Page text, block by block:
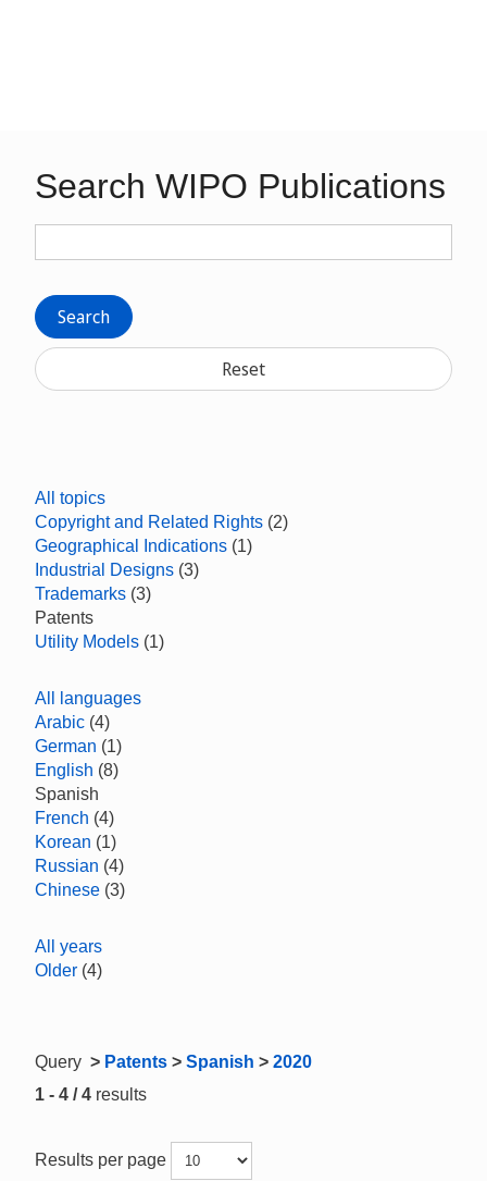
Search WIPO Publications
Search
Reset
All topics
Copyright and Related Rights (2)
Geographical Indications (1)
Industrial Designs (3)
Trademarks (3)
Patents
Utility Models (1)
All languages
Arabic (4)
German (1)
English (8)
Spanish
French (4)
Korean (1)
Russian (4)
Chinese (3)
All years
Older (4)
Query > Patents > Spanish > 2020
1 - 4 / 4 results
Results per page